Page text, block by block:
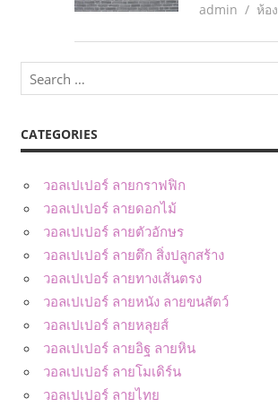
February 28,
admin ห้อ
CATEGORIES
วอลเปเปอร์ ลายกราฟฟิก
วอลเปเปอร์ ลายดอกไม้
วอลเปเปอร์ ลายตัวอักษร
วอลเปเปอร์ ลายตึก สิ่งปลูกสร้าง
วอลเปเปอร์ ลายทางเส้นตรง
วอลเปเปอร์ ลายหนัง ลายขนสัตว์
วอลเปเปอร์ ลายหลุยส์
วอลเปเปอร์ ลายอิฐ ลายหิน
วอลเปเปอร์ ลายโมเดิร์น
วอลเปเปอร์ ลายไทย